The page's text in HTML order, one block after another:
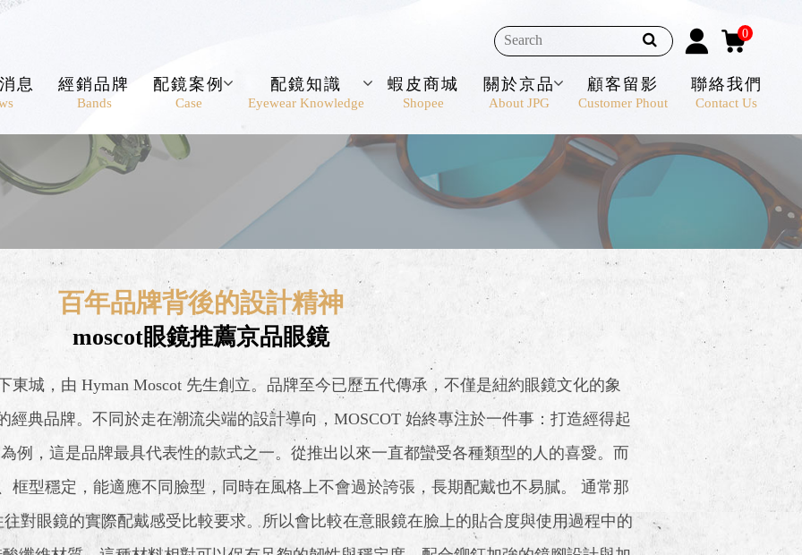
0
息 經銷品牌
Bands
配鏡案例
Case
配鏡知識
Eyewear Knowledge
蝦皮商城
Shopee
關於京品
About JPG
顧客留影
Customer Phout
聯絡我們
Contact Us
百年品牌背後的設計精神
moscot眼鏡推薦京品眼鏡
東城，由 Hyman Moscot 先生創立。品牌至今已歷五代傳承，不僅是紐約眼鏡文化的象
經典品牌。不同於走在潮流尖端的設計導向，MOSCOT 始終專注於一件事：打造經得起
例，這是品牌最具代表性的款式之一。從推出以來一直都蠻受各種類型的人的喜愛。而
框型穩定，能適應不同臉型，同時在風格上不會過於誇張，長期配戴也不易膩。 通常那
對眼鏡的實際配戴感受比較要求。所以會比較在意眼鏡在臉上的貼合度與使用過程中的